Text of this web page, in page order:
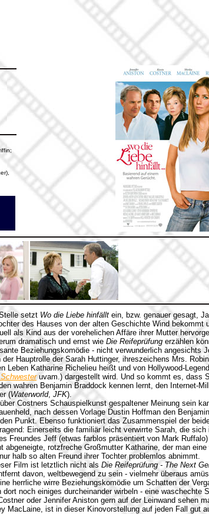
setzt Wo die Liebe hinfällt ein, bzw. genauer gesagt,
des Hauses von der alten Geschichte Wind bekommt
als Kind aus der vorehelichen Affäre ihrer Mutter
dramatisch und ernst wie Die Reifeprüfung erzählen
Beziehungskomödie - nicht verwunderlich angesichts
der Hauptrolle der Sarah Huttinger, ihreszeichens Mrs.
Leben Katharine Richelieu heißt und von Hollywood-
uvam.) dargestellt wird. Und so kommt es, dass
wahren Benjamin Braddock kennen lernt, den Internet-
(Waterworld, JFK).
Costners Schauspielkunst gespaltener Meinung sein
nach dessen Vorlage Dustin Hoffman den
Punkt. Ebenso funktioniert das Zusammenspiel der
Einerseits die familiär leicht verwirrte Sarah, die sich
Freundes Jeff (etwas farblos präsentiert von Mark
abgeneigte, rotzfreche Großmutter Katharine, der man
halb so alten Freund ihrer Tochter problemlos abnimmt.
Film ist letztlich nicht als Die Reifeprüfung - The Next
davon, weltbewegend zu sein - vielmehr überaus
herrliche wirre Beziehungskomödie um Schatten der
dort noch einiges durcheinander wirbeln - eine waschechte
oder Jennifer Aniston gern auf der Leinwand sehen
MacLaine, ist in dieser Kinovorstellung auf jeden Fall gut